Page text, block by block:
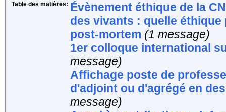
Table des matières: Évènement éthique de la
des vivants : quelle éthique
post-mortem (1 message)
1er colloque international
message)
Affichage poste de
d'adjoint ou d'agrégé en
message)